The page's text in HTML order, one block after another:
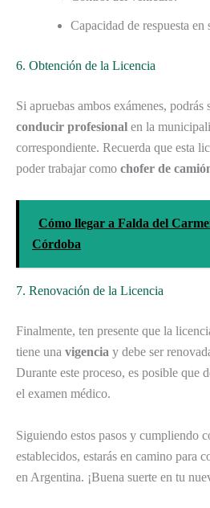
Capacidad de respuesta
6. Obtención de la Licencia
Si apruebas ambos exámenes, podrás
conducir profesional en la
correspondiente. Recuerda que esta
poder trabajar como chofer de
Cómo llegar a Falda del
Córdoba
7. Renovación de la Licencia
Finalmente, ten presente que la
tiene una vigencia y debe ser
Durante este proceso, es posible que
el examen médico.
Siguiendo estos pasos y cumpliendo
establecidos, estarás en camino para
en Argentina. ¡Buena suerte en tu